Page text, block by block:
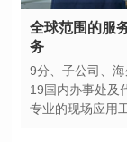
务
9分、子公司、
19国内办事处及
专业的现场应用